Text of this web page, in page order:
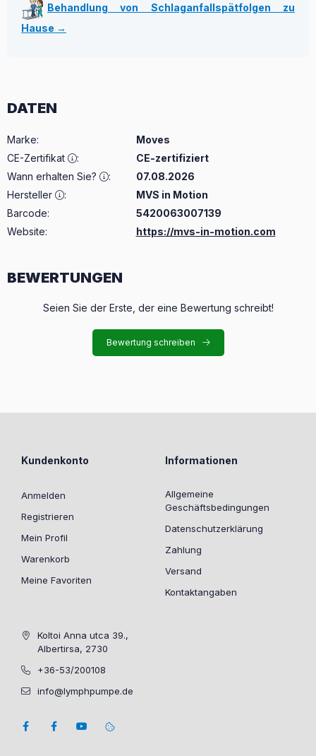
Behandlung von Schlaganfallspätfolgen zu
Hause →
DATEN
Marke:
Moves
CE-Zertifikat
:
CE-zertifiziert
Wann erhalten Sie?
:
07.08.2026
Hersteller
:
MVS in Motion
Barcode:
5420063007139
Website:
https://mvs-in-motion.com
BEWERTUNGEN
Seien Sie der Erste, der eine Bewertung schreibt!
Bewertung schreiben
Kundenkonto
Anmelden
Registrieren
Mein Profil
Warenkorb
Meine Favoriten
Informationen
Allgemeine
Geschäftsbedingungen
Datenschutzerklärung
Zahlung
Versand
Kontaktangaben
Koltoi Anna utca 39.,
Albertirsa, 2730
+36-53/200108
info@lymphpumpe.de